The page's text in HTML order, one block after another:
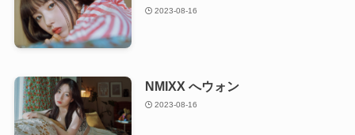
2023-08-16
NMIXX へウォン
2023-08-16